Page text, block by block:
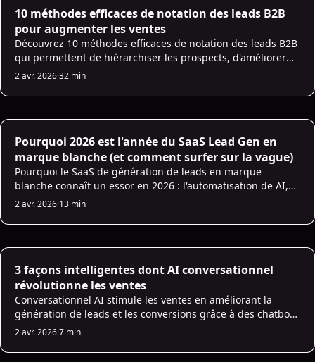
AI Lead Scoring
10 méthodes efficaces de notation des leads B2B
pour augmenter les ventes
Découvrez 10 méthodes efficaces de notation des leads B2B
qui permettent de hiérarchiser les prospects, d'améliorer
les taux de conversion et d'optimiser l'efficacité des ventes.
2 avr. 2026·32 min
AI Sales Infrastructure
Pourquoi 2026 est l'année du SaaS Lead Gen en
marque blanche (et comment surfer sur la vague)
Pourquoi le SaaS de génération de leads en marque
blanche connaît un essor en 2026 : l'automatisation de AI,
des lancements plus rapides, des intégrations CRM et des
du pipeline.
2 avr. 2026·13 min
AI for Sales
3 façons intelligentes dont AI conversationnel
révolutionne les ventes
Conversationnel AI stimule les ventes en améliorant la
génération de leads et les conversions grâce à des chatbots
24h/24 et 7j/7 et à la PNL.
2 avr. 2026·7 min